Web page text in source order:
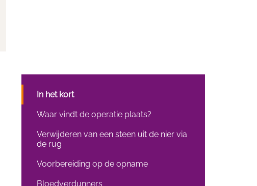
In het kort
Waar vindt de operatie plaats?
Verwijderen van een steen uit de nier via
de rug
Voorbereiding op de opname
Bloedverdunners